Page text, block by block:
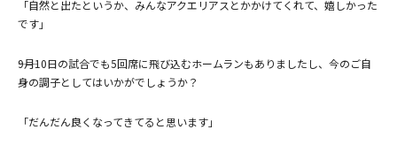
「自然と出たというか、みんなアクエリアスとかかけてくれて、嬉しかった
です」
――9月10日の試合でも5回席に飛び込むホームランもありましたし、今のご自
身の調子としてはいかがでしょうか？
「だんだん良くなってきてると思います」